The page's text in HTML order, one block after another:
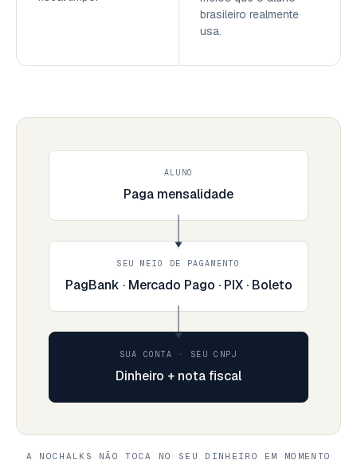
brasileiro realmente
usa.
ALUNO
Paga mensalidade
SEU MEIO DE PAGAMENTO
PagBank · Mercado Pago · PIX · Boleto
SUA CONTA · SEU CNPJ
Dinheiro + nota fiscal
A NOCHALKS NÃO TOCA NO SEU DINHEIRO EM MOMENTO